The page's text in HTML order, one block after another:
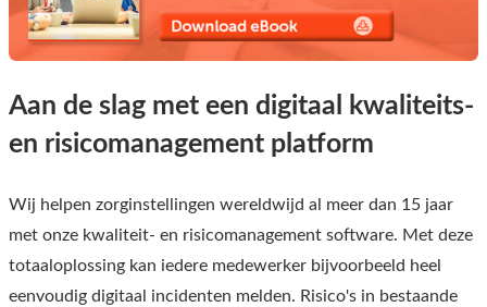
Aan de slag met een digitaal kwaliteits-
en risicomanagement platform
Wij helpen zorginstellingen wereldwijd al meer dan 15 jaar
met onze kwaliteit- en risicomanagement software. Met deze
totaaloplossing kan iedere medewerker bijvoorbeeld heel
eenvoudig digitaal incidenten melden. Risico's in bestaande